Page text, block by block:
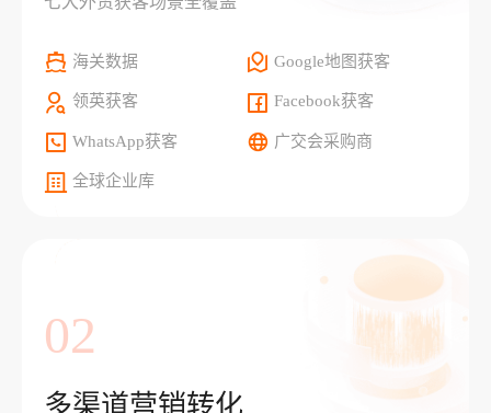
海关数据 Google地图获客
领英获客 Facebook获客
WhatsApp获客 广交会采购商
全球企业库
02
多渠道营销转化